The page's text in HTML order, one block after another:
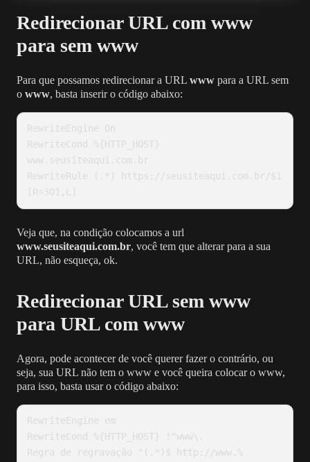
Redirecionar URL com www
para sem www
Para que possamos redirecionar a URL www para a URL sem
o www, basta inserir o código abaixo:
RewriteEngine On
RewriteCond %{HTTP_HOST}
www.seusiteaqui.com.br
RewriteRule (.*) https://seusiteaqui.com.br/$1
[R=301,L]
Veja que, na condição colocamos a url
www.seusiteaqui.com.br, você tem que alterar para a sua
URL, não esqueça, ok.
Redirecionar URL sem www
para URL com www
Agora, pode acontecer de você querer fazer o contrário, ou
seja, sua URL não tem o www e você queira colocar o www,
para isso, basta usar o código abaixo:
RewriteEngine em
RewriteCond %{HTTP_HOST} !^www\.
Regra de regravação ^(.*)$ http://www.%